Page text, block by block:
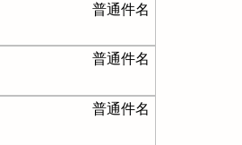
普通件名
普通件名
普通件名